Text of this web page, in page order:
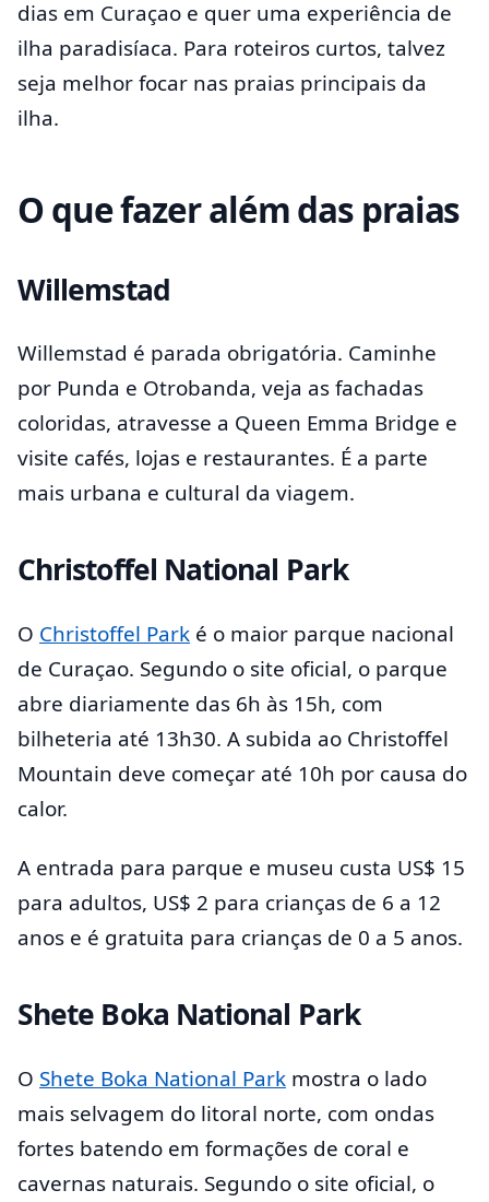
dias em Curaçao e quer uma experiência de
ilha paradisíaca. Para roteiros curtos, talvez
seja melhor focar nas praias principais da
ilha.
O que fazer além das praias
Willemstad
Willemstad é parada obrigatória. Caminhe
por Punda e Otrobanda, veja as fachadas
coloridas, atravesse a Queen Emma Bridge e
visite cafés, lojas e restaurantes. É a parte
mais urbana e cultural da viagem.
Christoffel National Park
O Christoffel Park é o maior parque nacional
de Curaçao. Segundo o site oficial, o parque
abre diariamente das 6h às 15h, com
bilheteria até 13h30. A subida ao Christoffel
Mountain deve começar até 10h por causa do
calor.
A entrada para parque e museu custa US$ 15
para adultos, US$ 2 para crianças de 6 a 12
anos e é gratuita para crianças de 0 a 5 anos.
Shete Boka National Park
O Shete Boka National Park mostra o lado
mais selvagem do litoral norte, com ondas
fortes batendo em formações de coral e
cavernas naturais. Segundo o site oficial, o